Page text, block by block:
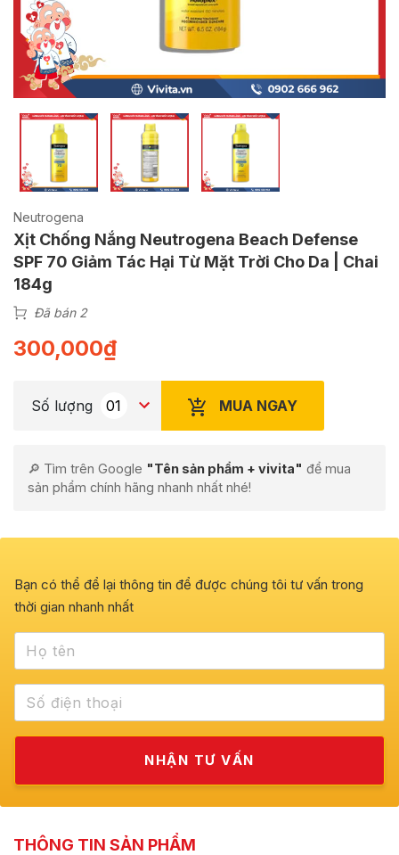
Neutrogena
Xịt Chống Nắng Neutrogena Beach Defense
SPF 70 Giảm Tác Hại Từ Mặt Trời Cho Da | Chai
184g
Đã bán 2
300,000₫
Số lượng MUA NGAY
🔎 Tìm trên Google "Tên sản phẩm + vivita" để mua
sản phẩm chính hãng nhanh nhất nhé!
Bạn có thể để lại thông tin để được chúng tôi tư vấn trong
thời gian nhanh nhất
THÔNG TIN SẢN PHẨM